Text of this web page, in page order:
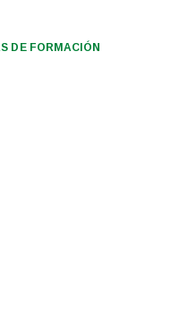
DE FORMACIÓN